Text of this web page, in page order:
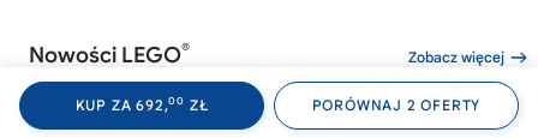
KUP ZA 692,00 ZŁ PORÓWNAJ 2 OFERTY
Nowości LEGO® Zobacz więcej